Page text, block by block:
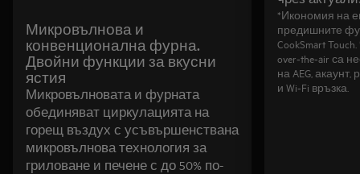
Микровълнова и
конвенционална фурна.
Двойни функции за вкусни
ястия
Микровълновата и фурната
обединяват циркулацията на
горещ въздух с усъвършенствана
микровълнова технология за
гриловане и печене с до 50% по-
*Икономия на
предишните
CookSmart
over‑the‑air са
на AEG,
и Wi‑Fi връзка.